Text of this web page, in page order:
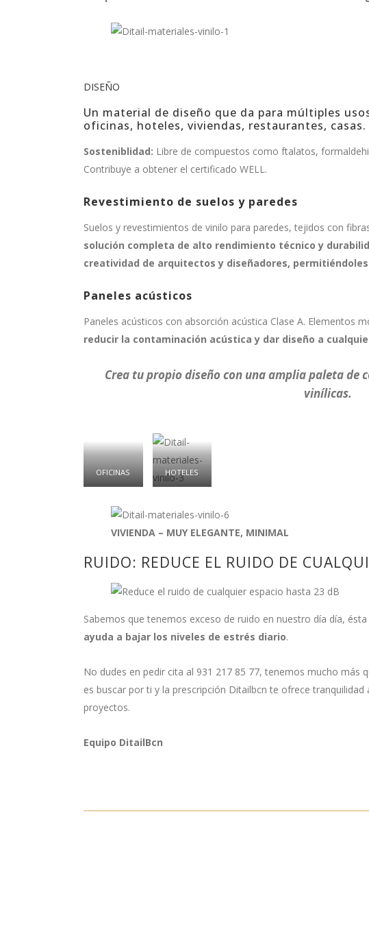
DISEÑO
Un material de diseño que da para múltiples
oficinas, hoteles, viviendas, restaurantes, casas.
Sosteniblidad: Libre de compuestos como ftalatos,
Contribuye a obtener el certificado WELL.
Revestimiento de suelos y paredes
Suelos y revestimientos de vinilo para paredes, tejidos con
solución completa de alto rendimiento técnico y
creatividad de arquitectos y diseñadores,
Paneles acústicos
Paneles acústicos con absorción acústica Clase A. Elementos
reducir la contaminación acústica y dar diseño a
Crea tu propio diseño con una amplia paleta de
vinílicas.
OFICINAS HOTELES
VIVIENDA – MUY ELEGANTE, MINIMAL
RUIDO: REDUCE EL RUIDO DE
Sabemos que tenemos exceso de ruido en nuestro día día,
ayuda a bajar los niveles de estrés diario.
No dudes en pedir cita al 931 217 85 77, tenemos mucho
es buscar por ti y la prescripción Ditailbcn te ofrece
proyectos.
Equipo DitailBcn